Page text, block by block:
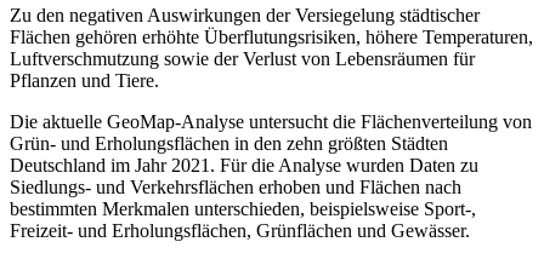
Zu den negativen Auswirkungen der Versiegelung städtischer
Flächen gehören erhöhte Überflutungsrisiken, höhere Temperaturen,
Luftverschmutzung sowie der Verlust von Lebensräumen für
Pflanzen und Tiere.
Die aktuelle GeoMap-Analyse untersucht die Flächenverteilung von
Grün- und Erholungsflächen in den zehn größten Städten
Deutschland im Jahr 2021. Für die Analyse wurden Daten zu
Siedlungs- und Verkehrsflächen erhoben und Flächen nach
bestimmten Merkmalen unterschieden, beispielsweise Sport-,
Freizeit- und Erholungsflächen, Grünflächen und Gewässer.